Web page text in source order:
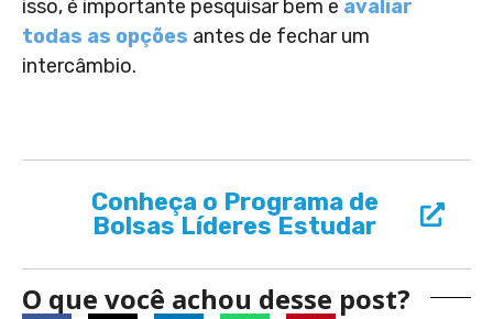
isso, é importante pesquisar bem e avaliar
todas as opções antes de fechar um
intercâmbio.
Conheça o Programa de
Bolsas Líderes Estudar
O que você achou desse post?